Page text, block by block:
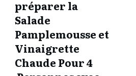
préparer la
Salade
Pamplemousse et
Vinaigrette
Chaude Pour 4